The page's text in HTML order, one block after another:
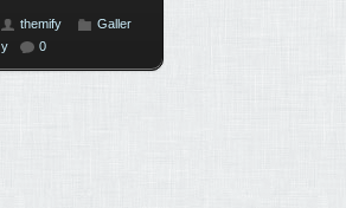
themify
Galler
y
0